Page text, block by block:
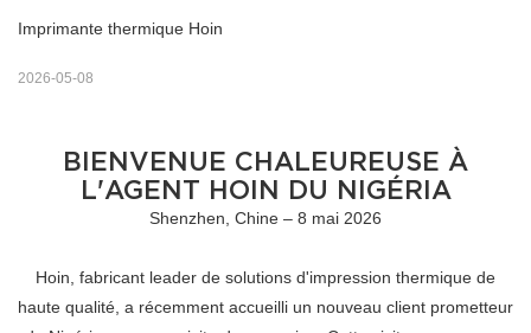
Imprimante thermique Hoin
2026-05-08
BIENVENUE CHALEUREUSE À
L'AGENT HOIN DU NIGÉRIA
Shenzhen, Chine – 8 mai 2026
Hoin, fabricant leader de solutions d'impression thermique de
haute qualité, a récemment accueilli un nouveau client prometteur